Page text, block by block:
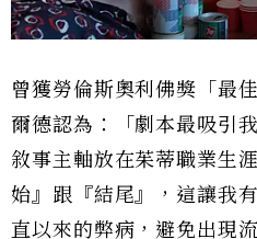
曾獲勞倫斯奧利佛獎「最
爾德認為：「劇本最吸引
敘事主軸放在茱蒂職業生
始』跟『結尾』，這讓我
直以來的弊病，避免出現